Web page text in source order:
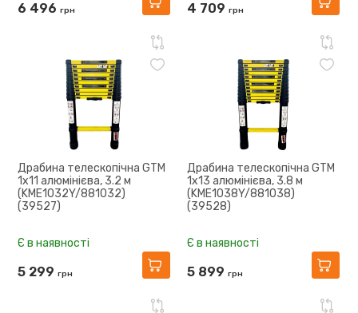
6 496 грн 4 709 грн
Драбина телескопічна GTM
1x11 алюмінієва, 3.2 м
(KME1032Y/881032)
(39527)
Є в наявності
5 299 грн
Драбина телескопічна GTM
1x13 алюмінієва, 3.8 м
(KME1038Y/881038)
(39528)
Є в наявності
5 899 грн